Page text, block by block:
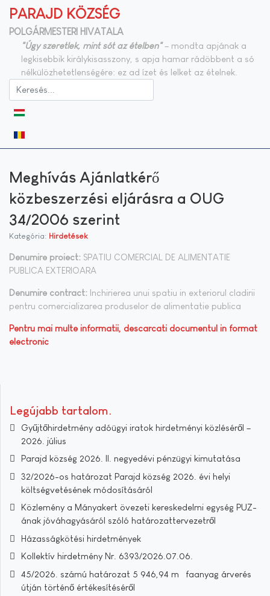
PARAJD KÖZSÉG
POLGÁRMESTERI HIVATALA
"Úgy szeretlek, mint sót az ételben"– mondta apjának a
legkisebbik királykisasszony, s apja hamar rádöbbent a só
nélkülözhetetlenségére: ez ad ízet és lelket az ételnek.
Meghívás Ajánlatkérő
közbeszerzési eljárásra a OUG
34/2006 szerint
Kategória: Hirdetések
Denumire proiect: SPATIU COMERCIAL DE ALIMENTATIE
PUBLICA EXTERIOARA
Denumire contract: Inchirierea unui spatiu in exteriorul cladirii
pentru comercializarea produselor de alimentatie publica
Pentru mai multe informatii, descarcati documentul in format
electronic
Legújabb tartalom
Gyűjtőhirdetmény adóügyi iratok hirdetményi közléséről –
2026. július
Parajd község 2026. II. negyedévi pénzügyi kimutatása
32/2026-os határozat Parajd község 2026. évi helyi
költségvetésének módosításáról
Közlemény a Mányakert övezeti kereskedelmi egység PUZ-
ának jóváhagyásáról szóló határozattervezetről
Házasságkötési hirdetmények
Kollektív hirdetmény Nr. 6393/2026.07.06.
45/2026. számú határozat 5 946,94 m³ faanyag árverés
útján történő értékesítéséről